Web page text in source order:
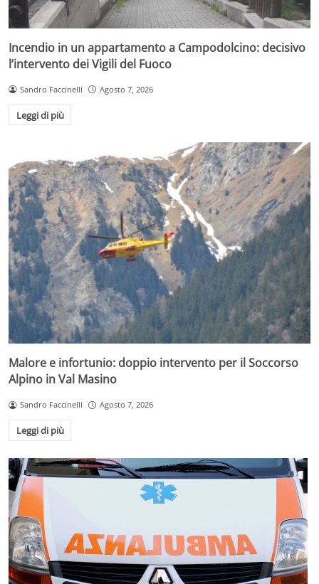
Incendio in un appartamento a Campodolcino: decisivo
l’intervento dei Vigili del Fuoco
Sandro Faccinelli Agosto 7, 2026
Leggi di più
Malore e infortunio: doppio intervento per il Soccorso
Alpino in Val Masino
Sandro Faccinelli Agosto 7, 2026
Leggi di più